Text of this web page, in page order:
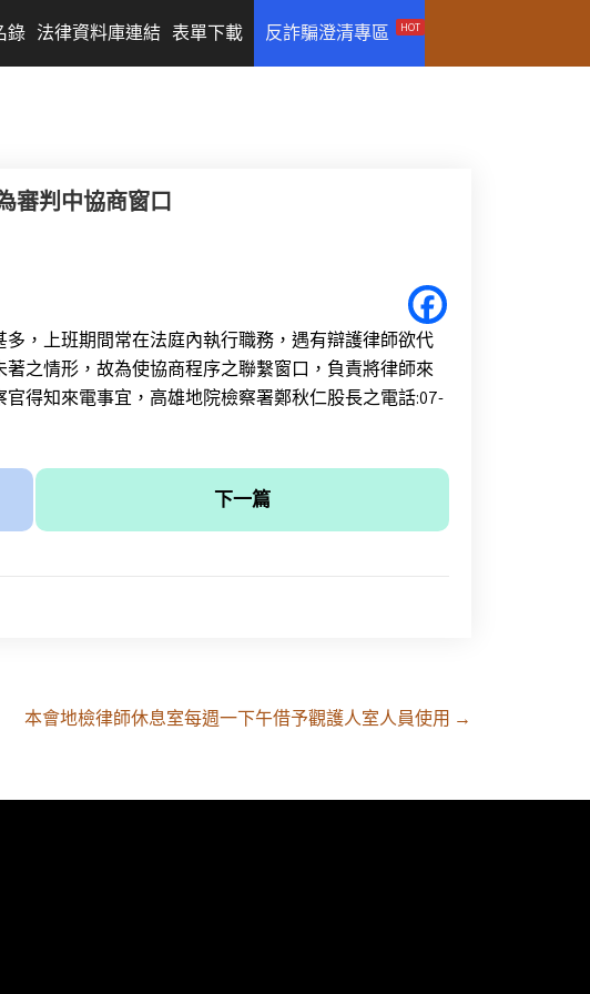
錄 法律資料庫連結 表單下載 反詐騙澄清專區 HOT
審判中協商窗口
，上班期間常在法庭內執行職務，遇有辯護律師欲代
之情形，故為使協商程序之聯繫窗口，負責將律師來
得知來電事宜，高雄地院檢察署鄭秋仁股長之電話:07-
下一篇
本會地檢律師休息室每週一下午借予觀護人室人員使用 →